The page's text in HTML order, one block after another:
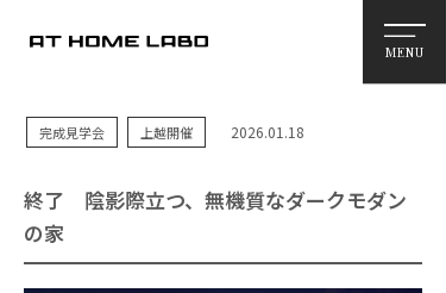
MENU
完成見学会 上越開催 2026.01.18
終了 陰影際立つ、無機質なダークモダン
の家